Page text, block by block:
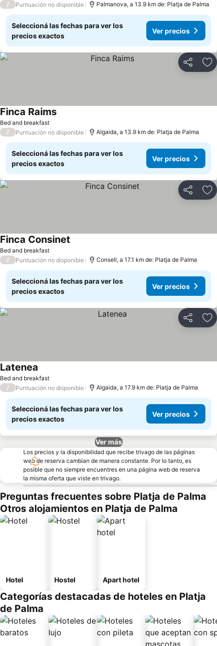
/ Puntuación no disponible Palmanova, a 13.9 km de: Platja de Palma
Seleccioná las fechas para ver los
precios exactos
Ver precios
Compartir
Bed and breakfast
Finca Raims
/ Puntuación no disponible Algaida, a 13.9 km de: Platja de Palma
Seleccioná las fechas para ver los
precios exactos
Ver precios
Compartir
Bed and breakfast
Finca Consinet
/ Puntuación no disponible Consell, a 17.1 km de: Platja de Palma
Seleccioná las fechas para ver los
precios exactos
Ver precios
Compartir
Bed and breakfast
Latenea
/ Puntuación no disponible Algaida, a 17.9 km de: Platja de Palma
Seleccioná las fechas para ver los
precios exactos
Ver precios
Ver más
Los precios y la disponibilidad que recibe trivago de las páginas
web de reserva cambian de manera constante. Por lo tanto, es
posible que no siempre encuentres en una página web de reserva
la misma oferta que viste en trivago.
Preguntas frecuentes sobre Platja de Palma
Otros alojamientos en Platja de Palma
Hotel Hostel Apart hotel
Categorías destacadas de hoteles en Platja
de Palma